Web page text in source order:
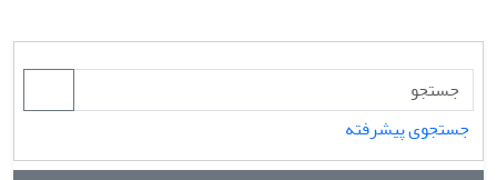
جستجوی پیشرفته